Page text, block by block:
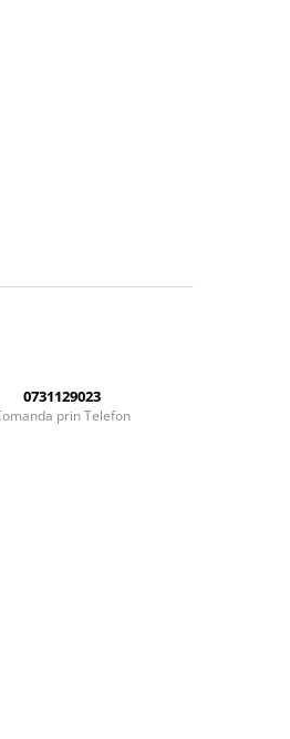
0731129023
prin Telefon